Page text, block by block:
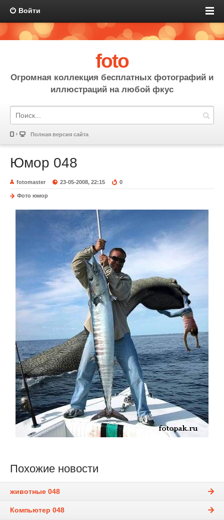
Войти
foto
Огромная коллекция бесплатных фотографий и
иллюстраций на любой фкус
Полная версия сайта
Юмор 048
fotomaster 23-05-2008, 22:15 0
Фото юмор
Похожие новости
животные 048
Компьютер 048